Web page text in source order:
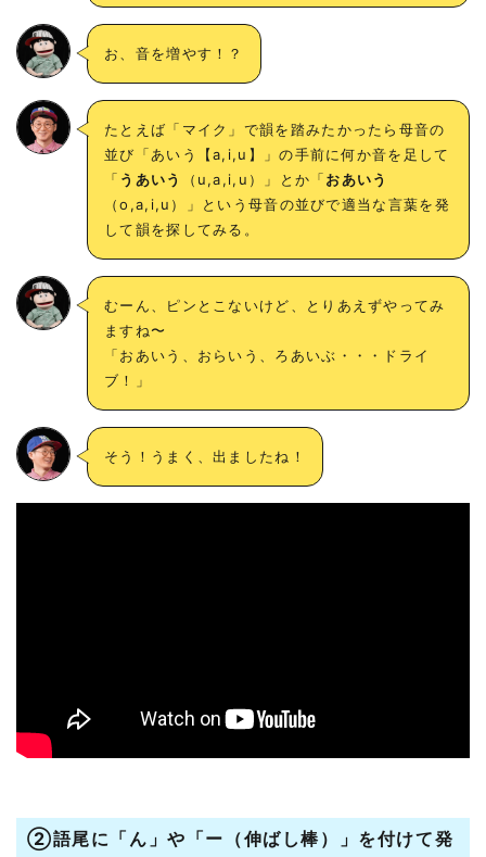
お、音を増やす！？
たとえば「マイク」で韻を踏みたかったら母音の
並び「あいう【a,i,u】」の手前に何か音を足して
「 うあいう （u,a,i,u）」とか「おあいう
（o,a,i,u）」という母音の並びで適当な言葉を発
して韻を探してみる。
むーん、ピンとこないけど、とりあえずやってみ
ますね〜
「おあいう、おらいう、ろあいぶ・・・ドライ
ブ！」
そう！うまく、出ましたね！
②語尾に「ん」や「ー（伸ばし棒）」を付けて発